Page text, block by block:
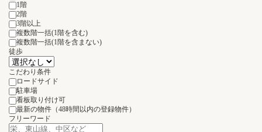
1階
2階
3階以上
複数階一括(1階を含む)
複数階一括(1階を含まない)
徒歩
こだわり条件
ロードサイド
駐車場
看板取り付け可
最新の物件（48時間以内の登録物件）
フリーワード